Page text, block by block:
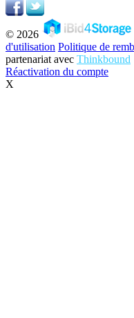
© 2026
d'utilisation Politique de
partenariat avec Thinkbound
Réactivation du compte
X